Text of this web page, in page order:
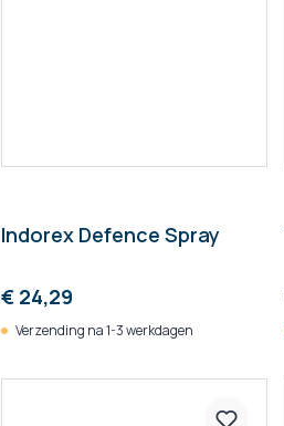
Indorex Defence Spray
€ 24,29
Verzending na 1-3 werkdagen